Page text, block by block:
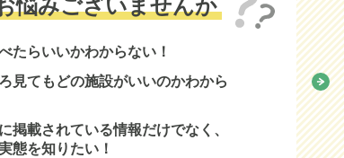
悩みございませんか
たらいいかわからない！
見てもどの施設がいいのかわから
掲載されている情報だけでなく、
態を知りたい！